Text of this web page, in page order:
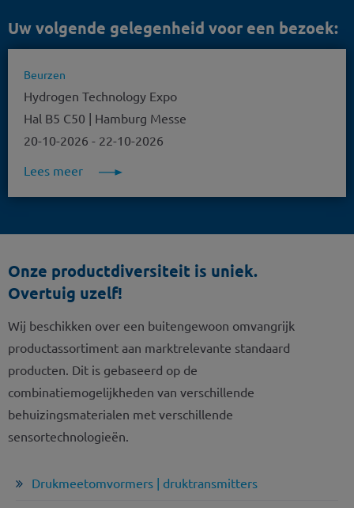
Uw volgende gelegenheid voor een bezoek:
Beurzen
Hydrogen Technology Expo
Hal B5 C50 | Hamburg Messe
20-10-2026 - 22-10-2026
Lees meer
Onze productdiversiteit is uniek.
Overtuig uzelf!
Wij beschikken over een buitengewoon omvangrijk
productassortiment aan marktrelevante standaard
producten. Dit is gebaseerd op de
combinatiemogelijkheden van verschillende
behuizingsmaterialen met verschillende
sensortechnologieën.
Drukmeetomvormers | druktransmitters